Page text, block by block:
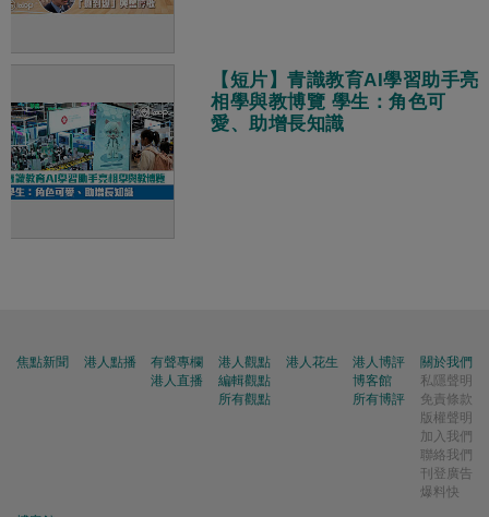
【短片】青識教育AI學習助手亮
相學與教博覽 學生：角色可
愛、助增長知識
焦點新聞 港人點播
有聲專欄
港人直播
港人觀點
編輯觀點
所有觀點
港人花生
港人博評
博客館
所有博評
關於我們
私隱聲明
免責條款
版權聲明
加入我們
聯絡我們
刊登廣告
爆料快